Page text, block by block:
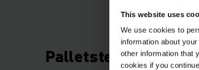
This website uses
We use cookies to
information about
other information that
cookies if you
Palletstellingen